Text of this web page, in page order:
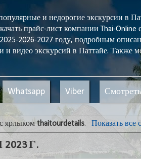
и недорогие экскурсии в
прайс-лист компании Thai-
2026-2027 году, подробным
и видео экскурсий в Паттайе. Также
Whatsapp Viber
ярлыкомthaitourdetails. Показать все
Г.